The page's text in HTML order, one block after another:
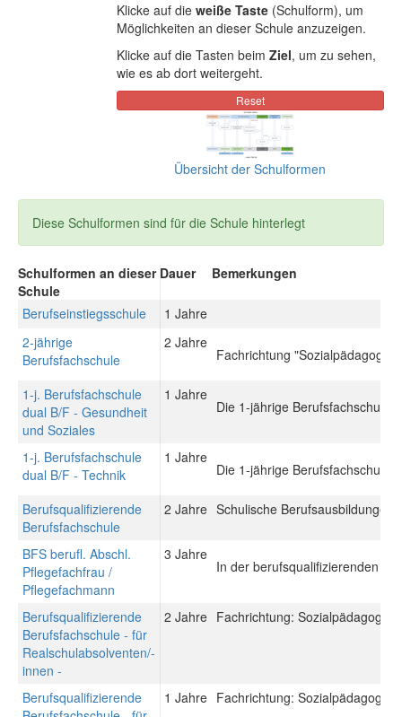
Klicke auf die weiße Taste(Schulform), um
Möglichkeiten an dieser Schule anzuzeigen.
Klicke auf die Tasten beim Ziel, um zu sehen,
wie es ab dort weitergeht.
Übersicht der Schulformen
Diese Schulformen sind für die Schule hinterlegt
Schulformen an dieser
Schule
Dauer Bemerkungen
Berufseinstiegsschule
1 Jahre
2-jährige
Berufsfachschule
2 Jahre
Fachrichtung "Sozialpädagogik"
1-j. Berufsfachschule
dual B/F - Gesundheit
und Soziales
1 Jahre
Die 1-jährige Berufsfachschule
1-j. Berufsfachschule
dual B/F - Technik
1 Jahre
Die 1-jährige Berufsfachschule
Berufsqualifizierende
Berufsfachschule
2 Jahre Schulische
BFS berufl. Abschl.
Pflegefachfrau /
Pflegefachmann
3 Jahre
In der berufsqualifizierenden
Berufsqualifizierende
Berufsfachschule - für
Realschulabsolventen/-
innen -
2 Jahre Fachrichtung:
Berufsqualifizierende
1 Jahre Fachrichtung: